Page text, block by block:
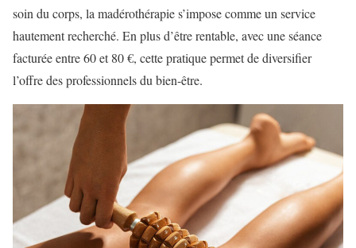
soin du corps, la madérothérapie s’impose comme un service
hautement recherché. En plus d’être rentable, avec une séance
facturée entre 60 et 80 €, cette pratique permet de diversifier
l’offre des professionnels du bien-être.